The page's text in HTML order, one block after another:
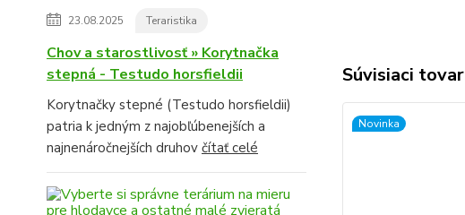
23.08.2025 Teraristika
Chov a starostlivosť » Korytnačka
stepná - Testudo horsfieldii
Korytnačky stepné (Testudo horsfieldii)
patria k jedným z najobľúbenejších a
najnenáročnejších druhov čítať celé
Súvisiaci tovar
Novinka